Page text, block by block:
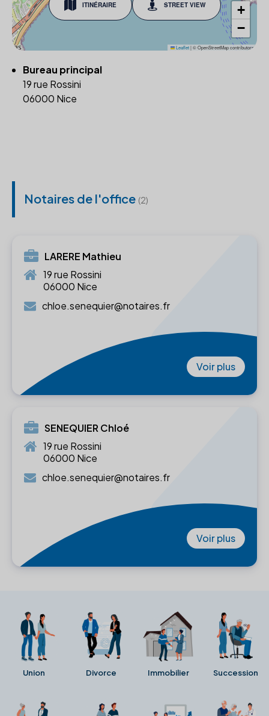
ITINÉRAIRE STREET VIEW
+
−
Leaflet|© OpenStreetMap contributors
Bureau principal
19 rue Rossini
06000 Nice
Notaires de l'office (2)
LARERE Mathieu
19 rue Rossini
06000 Nice
chloe.senequier@notaires.fr
Voir plus
SENEQUIER Chloé
19 rue Rossini
06000 Nice
chloe.senequier@notaires.fr
Voir plus
Union Divorce Immobilier Succession